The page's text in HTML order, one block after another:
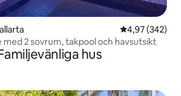
4,97 av 5 i
4,97 (342)
2 sovrum, takpool och havsutsikt
hus